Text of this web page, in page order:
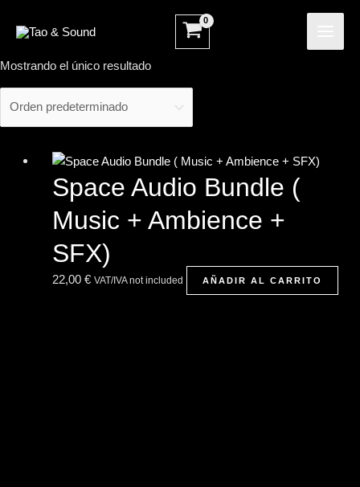
Mostrando el único resultado
Space Audio Bundle (
Music + Ambience +
SFX)
22,00 € VAT/IVA not included AÑADIR AL CARRITO